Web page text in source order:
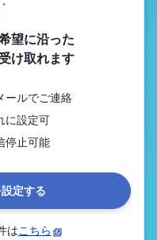
望に沿った
け取れます
ールでご連絡
に設定可
停止可能
定する
はこちら